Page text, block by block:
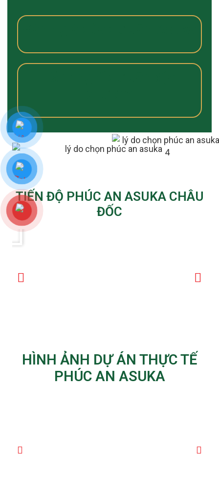
TIẾN ĐỘ PHÚC AN ASUKA CHÂU
ĐỐC
HÌNH ẢNH DỰ ÁN THỰC TẾ
PHÚC AN ASUKA